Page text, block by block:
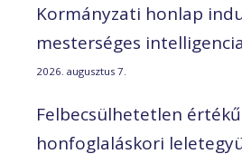
Kormányzati honlap
mesterséges
2026. augusztus 7.
Felbecsülhetetlen értékű
honfoglaláskori